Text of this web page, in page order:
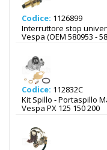
Codice: 1126899
Interruttore stop
Vespa (OEM 580953 -
Codice: 112832C
Kit Spillo - Portaspillo
Vespa PX 125 150 200